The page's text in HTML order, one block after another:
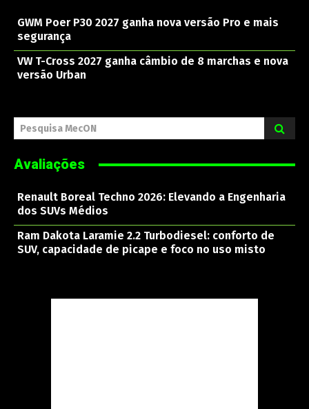
GWM Poer P30 2027 ganha nova versão Pro e mais
segurança
VW T-Cross 2027 ganha câmbio de 8 marchas e nova
versão Urban
Pesquisa MecON
Avaliações
Renault Boreal Techno 2026: Elevando a Engenharia
dos SUVs Médios
Ram Dakota Laramie 2.2 Turbodiesel: conforto de
SUV, capacidade de picape e foco no uso misto